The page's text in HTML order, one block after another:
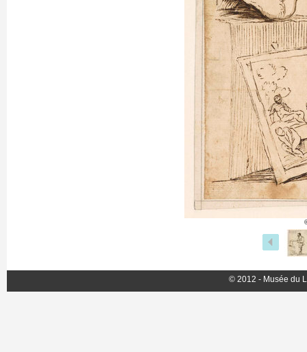
© 2012 - Musée du